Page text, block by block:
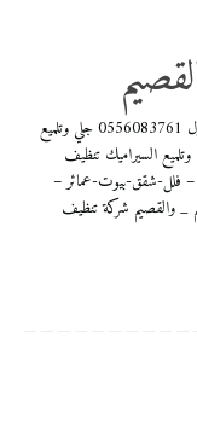
مؤسسة تنظيف المنازل بالقصيم شركة الشام ماربل للعناية بالمنزل 0556083761 جلي وتلميع
السيراميك تنظيف
– فلل-شقق-بيوت-عمائر –
_ والقصيم شركة تنظيف